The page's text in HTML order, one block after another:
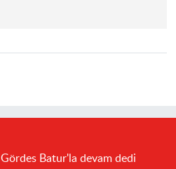
Gördes Batur'la devam dedi